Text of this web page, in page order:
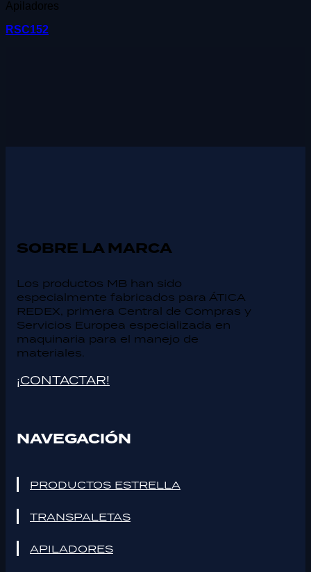
Apiladores
RSC152
SOBRE LA MARCA
Los productos MB han sido
especialmente fabricados para ÁTICA
REDEX, primera Central de Compras y
Servicios Europea especializada en
maquinaria para el manejo de
materiales.
¡CONTACTAR!
NAVEGACIÓN
PRODUCTOS ESTRELLA
TRANSPALETAS
APILADORES